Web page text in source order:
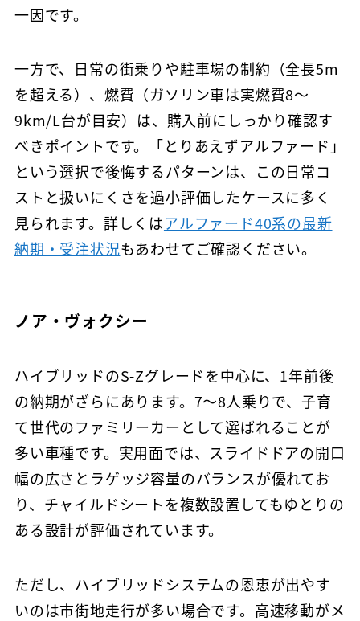
一因です。
一方で、日常の街乗りや駐車場の制約（全長5m
を超える）、燃費（ガソリン車は実燃費8〜
9km/L台が目安）は、購入前にしっかり確認す
べきポイントです。「とりあえずアルファード」
という選択で後悔するパターンは、この日常コ
ストと扱いにくさを過小評価したケースに多く
見られます。詳しくはアルファード40系の最新
納期・受注状況もあわせてご確認ください。
ノア・ヴォクシー
ハイブリッドのS-Zグレードを中心に、1年前後
の納期がざらにあります。7〜8人乗りで、子育
て世代のファミリーカーとして選ばれることが
多い車種です。実用面では、スライドドアの開口
幅の広さとラゲッジ容量のバランスが優れてお
り、チャイルドシートを複数設置してもゆとりの
ある設計が評価されています。
ただし、ハイブリッドシステムの恩恵が出やす
いのは市街地走行が多い場合です。高速移動がメ